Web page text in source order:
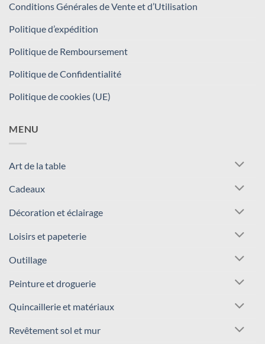
Conditions Générales de Vente et d’Utilisation
Politique d’expédition
Politique de Remboursement
Politique de Confidentialité
Politique de cookies (UE)
MENU
Art de la table
Cadeaux
Décoration et éclairage
Loisirs et papeterie
Outillage
Peinture et droguerie
Quincaillerie et matériaux
Revêtement sol et mur